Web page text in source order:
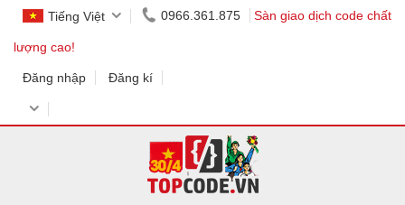
Tiếng Việt 0966.361.875 Sàn giao dịch code chất
lượng cao!
Đăng nhập Đăng kí